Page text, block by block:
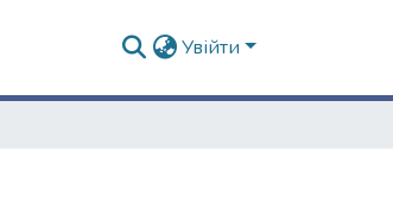
Увійти